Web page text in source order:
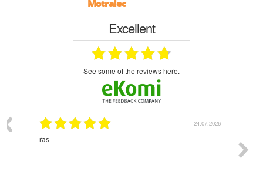
Motralec
Excellent
see some of the reviews here.
24.07.2026
ras